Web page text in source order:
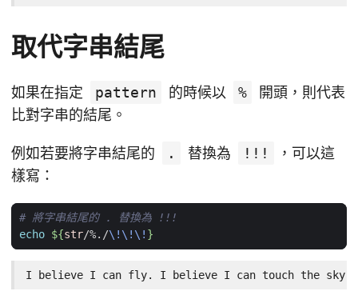
取代字串結尾
如果在指定 pattern 的時候以 %
開頭，則代表
比對字串的結尾。
例如若要將字串結尾的 . 替換為 !!!
，可以這
樣寫：
# 將字串結尾的 . 替換為 !!!
echo ${str/%./\!\!\! }
I believe I can fly. I believe I can touch the